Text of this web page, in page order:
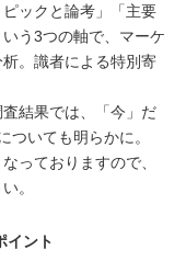
ピックと論考」「主要
う3つの軸で、マーケ
。識者による特別寄
結果では、「今」だ
ついても明らかに。
っておりますので、
。
イント